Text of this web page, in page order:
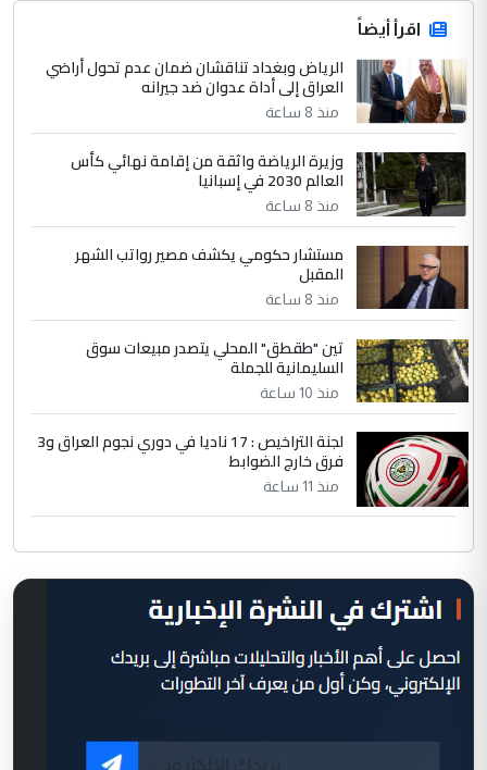
اقرأ أيضاً
الرياض وبغداد تناقشان ضمان عدم تحول أراضي
العراق إلى أداة عدوان ضد جيرانه
منذ 8 ساعة
وزيرة الرياضة واثقة من إقامة نهائي كأس
العالم 2030 في إسبانيا
منذ 8 ساعة
مستشار حكومي يكشف مصير رواتب الشهر
المقبل
منذ 8 ساعة
تين "طقطق" المحلي يتصدر مبيعات سوق
السليمانية للجملة
منذ 10 ساعة
لجنة التراخيص : 17 ناديا في دوري نجوم العراق و3
فرق خارج الضوابط
منذ 11 ساعة